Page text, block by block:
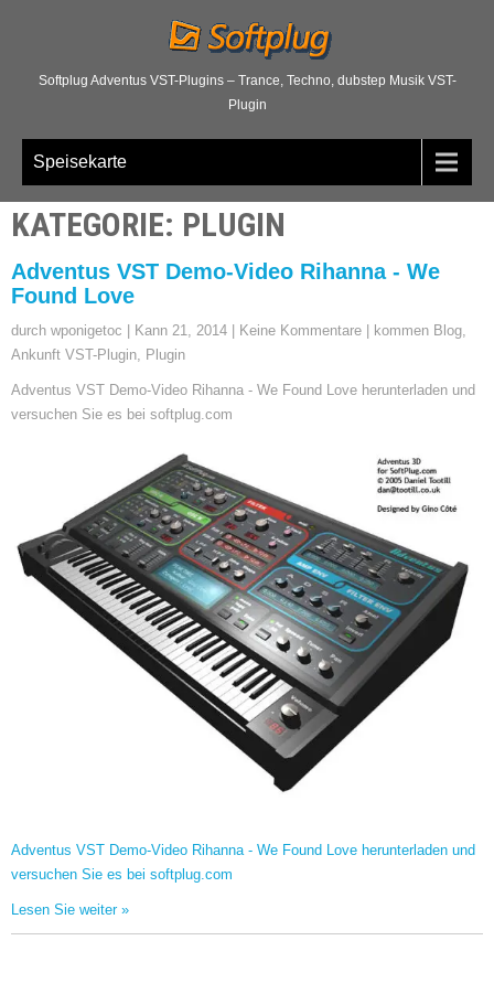
Softplug Adventus VST-Plugins – Trance, Techno, dubstep Musik VST-
Plugin
Speisekarte
KATEGORIE: PLUGIN
Adventus VST Demo-Video Rihanna - We
Found Love
durch wponigetoc Kann 21, 2014 Keine Kommentare kommen Blog,
Ankunft VST-Plugin, Plugin
Adventus VST Demo-Video Rihanna - We Found Love herunterladen und
versuchen Sie es bei softplug.com
Adventus VST Demo-Video Rihanna - We Found Love herunterladen und
versuchen Sie es bei softplug.com
Lesen Sie weiter »